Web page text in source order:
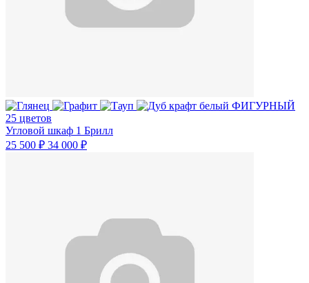
25 цветов
Угловой шкаф 1 Брилл
25 500 ₽ 34 000 ₽